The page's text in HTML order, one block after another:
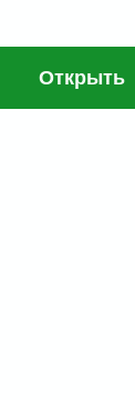
Открыть